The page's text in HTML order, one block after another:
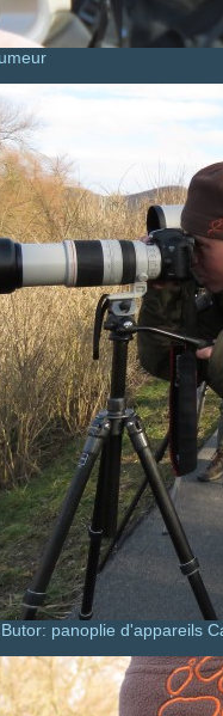
panoplie d'appareils